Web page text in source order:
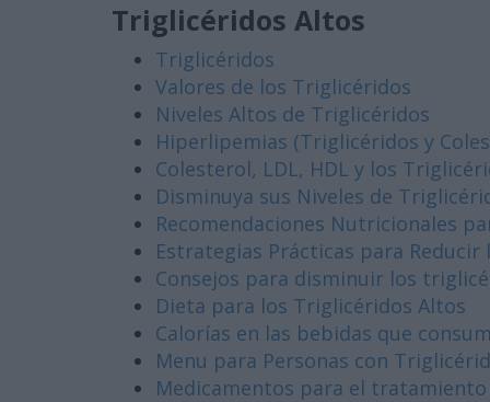
Triglicéridos Altos
Triglicéridos
Valores de los Triglicéridos
Niveles Altos de Triglicéridos
Hiperlipemias (Triglicéridos y
Colesterol, LDL, HDL y los
Disminuya sus Niveles de
Recomendaciones Nutricionales
Estrategias Prácticas para
Consejos para disminuir los
Dieta para los Triglicéridos Altos
Calorías en las bebidas que
Menu para Personas con
Medicamentos para el